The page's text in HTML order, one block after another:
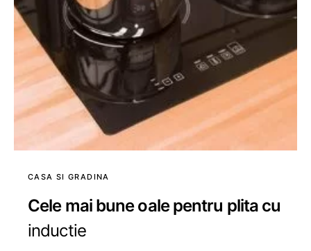
CASA SI GRADINA
Cele mai bune oale pentru plita cu
inductie